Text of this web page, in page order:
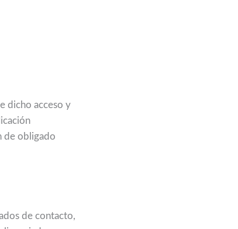
dicho acceso y
de obligado
de contacto,